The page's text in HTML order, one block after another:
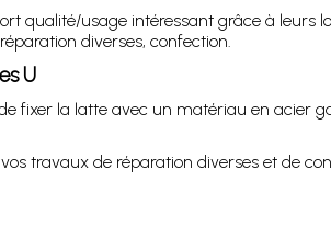
qualité/usage intéressant grâce à
diverses, confection.
U
fixer la latte avec un matériau en acier
travaux de réparation diverses et de